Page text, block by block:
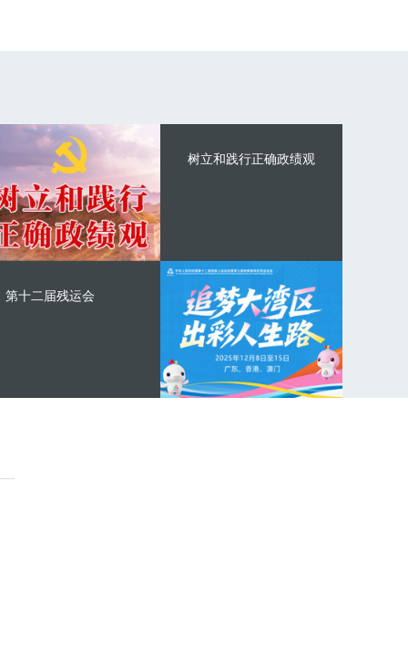
树立和践行正确政绩观
第十二届残运会